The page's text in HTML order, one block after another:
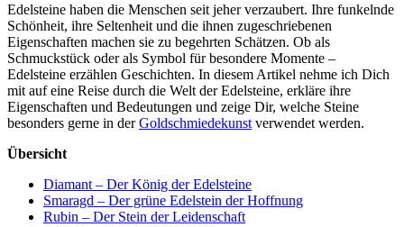
Edelsteine haben die Menschen seit jeher verzaubert. Ihre funkelnde
Schönheit, ihre Seltenheit und die ihnen zugeschriebenen
Eigenschaften machen sie zu begehrten Schätzen. Ob als
Schmuckstück oder als Symbol für besondere Momente –
Edelsteine erzählen Geschichten. In diesem Artikel nehme ich Dich
mit auf eine Reise durch die Welt der Edelsteine, erkläre ihre
Eigenschaften und Bedeutungen und zeige Dir, welche Steine
besonders gerne in derGoldschmiedekunst verwendet werden.
Übersicht
Diamant – Der König der Edelsteine
Smaragd – Der grüne Edelstein der Hoffnung
Rubin – Der Stein der Leidenschaft